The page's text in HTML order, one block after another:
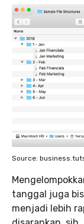
Source:
tanggal juga
menjadi lebih